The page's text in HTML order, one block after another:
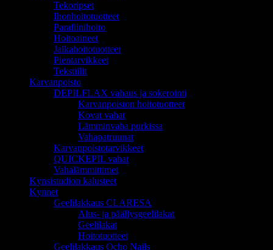
Tekoripset
Ihonhoitotuotteet
Parafiinihoito
Hoitoaineet
Jalkahoitotuotteet
Pientarvikkeet
Tekstiilit
Karvanpoisto
DEPILFLAX vahaus ja sokerointi
Karvanpoiston hoitotuotteet
Kovat vahat
Lämminvaha purkissa
Vahapatruunat
Karvanpoistotarvikkeet
QUICKEPIL vahat
Vahalämmittimet
Kynsistudion kalusteet
Kynnet
Geelilakkaus CLARESA
Alus- ja päällysgeelilakat
Geelilakat
Hoitotuotteet
Geelilakkaus Ocho Nails